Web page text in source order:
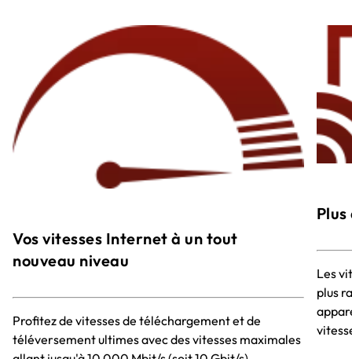
Vos vitesses Internet à un tout
nouveau niveau
Profitez de vitesses de téléchargement et de
téléversement ultimes avec des vitesses maximales
Les
plus